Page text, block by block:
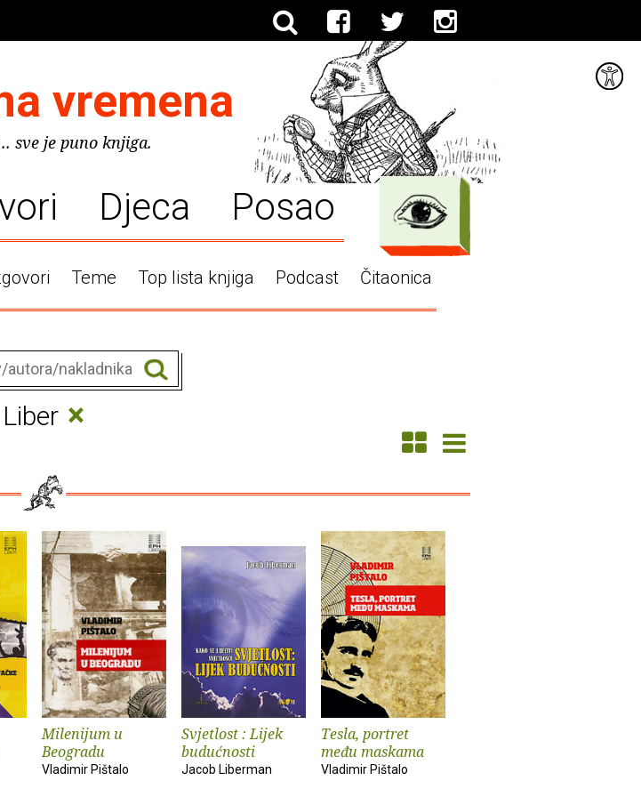
vremena
sve je puno knjiga.
Djeca Posao
Teme Top lista knjiga Podcast Čitaonica
Liber ×
Milenijum u
Beogradu
Vladimir Pištalo
Svjetlost : Lijek
budućnosti
Jacob Liberman
Tesla, portret
među maskama
Vladimir Pištalo